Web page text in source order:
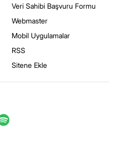
Veri Sahibi Başvuru Formu
Webmaster
Mobil Uygulamalar
RSS
Sitene Ekle